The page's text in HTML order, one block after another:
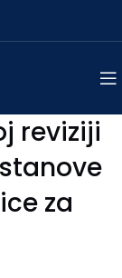
reviziji
za